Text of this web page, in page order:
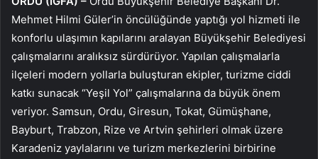
Mehmet Hilmi Güler’in öncülüğünde yaptığı yol hizmeti ile
konforlu ulaşımın kapılarını aralayan Büyükşehir Belediyesi
çalışmalarını aralıksız sürdürüyor. Yapılan çalışmalarla
ilçeleri modern yollarla buluşturan ekipler, turizme ciddi
katkı sunacak “Yeşil Yol” çalışmalarına da büyük önem
veriyor. Samsun, Ordu, Giresun, Tokat, Gümüşhane,
Bayburt, Trabzon, Rize ve Artvin şehirleri olmak üzere
Karadeniz yaylalarını ve turizm merkezlerini birbirine